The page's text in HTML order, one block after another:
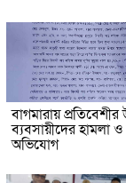
বাগমারায়
ব্যবসায়ীদের হামলা
অভিযোগ